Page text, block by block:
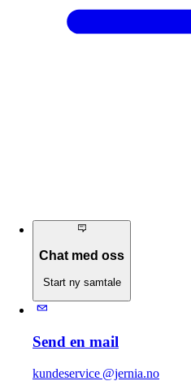
Chat med oss
Start ny samtale
Send en mail
kundeservice @jernia.no